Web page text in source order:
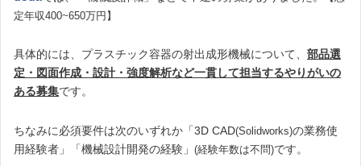
定年収400~650万円】
具体的には、プラスチック容器の射出成形機械について、 部品選
定・図面作成・設計・強度解析など一貫して担当するやりがいの
ある募集です。
ちなみに必須要件は次のいずれか「3D CAD(Solidworks)の業務使
用経験者」「機械設計開発の経験」 (経験年数は不問)です。